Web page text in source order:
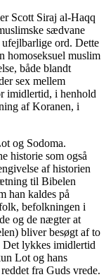
Scott Siraj al-Haqq
sædvane
ord. Dette
homoseksuel muslim
både blandt
sex mellem
imidlertid, i henhold
af Koranen, i
og Sodoma.
historie som også
af historien
til Bibelen
han kaldes på
befolkningen i
og de nægter at
bliver besøgt af to
Det lykkes imidlertid
Lot og hans
fra Guds vrede.